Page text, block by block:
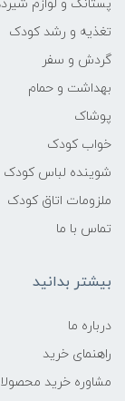
ایتالیا
پستانک و لوازم
تغذیه و رشد کودک
گردش و سفر
بهداشت و حمام
پوشاک
خواب کودک
شوینده لباس کودک
ملزومات اتاق کودک
تماس با ما
بیشتر بدانید
درباره ما
راهنمای خرید
مشاوره خرید